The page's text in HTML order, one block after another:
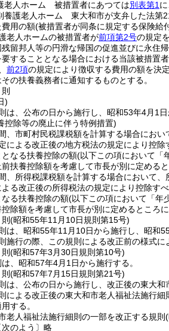
老人ホーム 被措置者にあつては別表第1
養護老人ホーム 東大和市が支弁した法第
費用の額(被措置者が同条に規定する保険給
老人ホームの被措置者が前項第2号の規定
残留邦人等の円滑な帰国の促進並びに永住
することとなる場合における当該被措置者
前2項の規定により徴収する費用の額を決
の扶養義務者に通知するものとする。
則
)
は、公布の日から施行し、昭和53年4月1日
控除等の廃止に伴う特例措置)
、市町村民税課税額を計算する場合にお
による改正後の地方税法の規定により控
なる扶養控除の額(以下この項において「
扶養控除額を考慮して市長が別に定める
、所得税課税額を計算する場合において
る改正後の所得税法の規定により控除す
なる扶養控除の額(以下この項において「年
控除額を考慮して市長が別に定めるところ
則(昭和55年11月10日規則第15号)
は、昭和55年11月10日から施行し、昭和
施行の際、この規則による改正前の様式
則(昭和57年3月30日規則第10号)
、昭和57年4月1日から施行する。
則(昭和57年7月15日規則第21号)
は、公布の日から施行し、改正後の東大
による改正後の東大和市老人福祉法施行細
する。
老人福祉法施行細則の一部を改正する規則
次のよう〕略